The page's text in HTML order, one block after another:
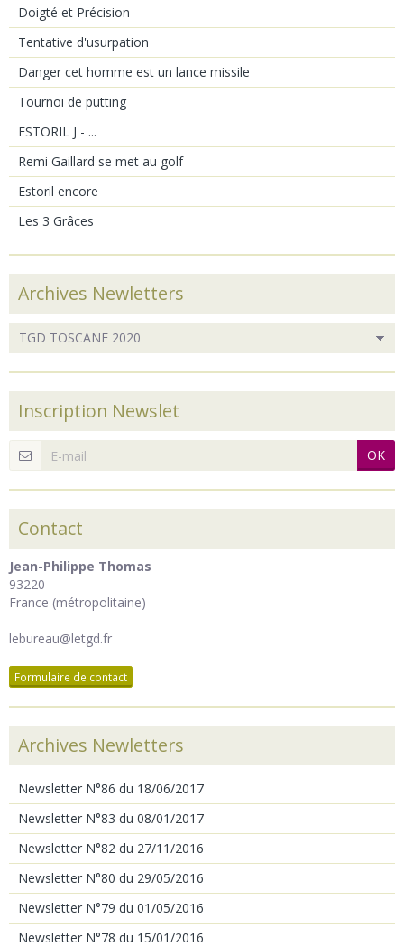
Doigté et Précision
Tentative d'usurpation
Danger cet homme est un lance missile
Tournoi de putting
ESTORIL J - ...
Remi Gaillard se met au golf
Estoril encore
Les 3 Grâces
Archives Newletters
Inscription Newslet
OK
Contact
Jean-Philippe Thomas
93220
France (métropolitaine)
lebureau@letgd.fr
Formulaire de contact
Archives Newletters
Newsletter N°86 du 18/06/2017
Newsletter N°83 du 08/01/2017
Newsletter N°82 du 27/11/2016
Newsletter N°80 du 29/05/2016
Newsletter N°79 du 01/05/2016
Newsletter N°78 du 15/01/2016